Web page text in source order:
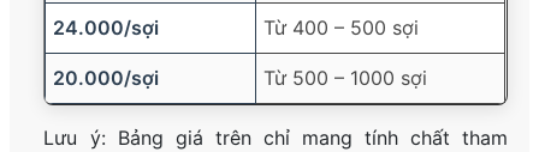
24.000/sợi Từ 400 – 500 sợi
20.000/sợi Từ 500 – 1000 sợi
Lưu ý: Bảng giá trên chỉ mang tính chất tham